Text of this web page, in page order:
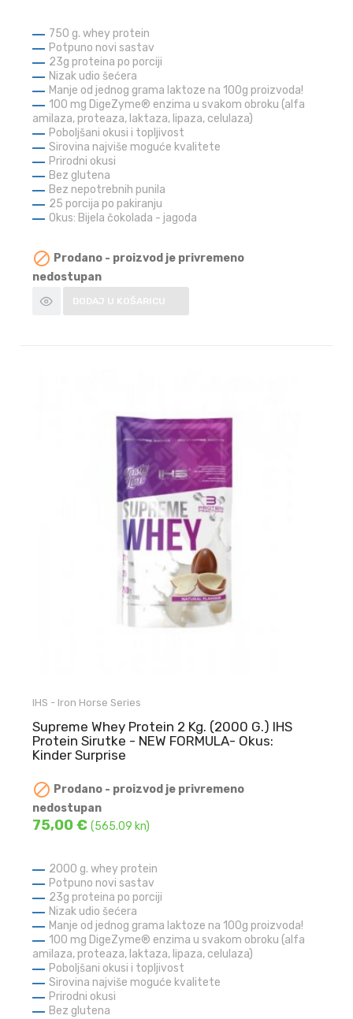
750 g. whey protein
Potpuno novi sastav
23g proteina po porciji
Nizak udio šećera
Manje od jednog grama laktoze na 100g proizvoda!
100 mg DigeZyme® enzima u svakom obroku (alfa
amilaza, proteaza, laktaza, lipaza, celulaza)
Poboljšani okusi i topljivost
Sirovina najviše moguće kvalitete
Prirodni okusi
Bez glutena
Bez nepotrebnih punila
25 porcija po pakiranju
Okus: Bijela čokolada - jagoda
 Prodano - proizvod je privremeno
nedostupan
DODAJ U KOŠARICU
IHS - Iron Horse Series
Supreme Whey Protein 2 Kg. (2000 G.) IHS
Protein Sirutke - NEW FORMULA- Okus:
Kinder Surprise
 Prodano - proizvod je privremeno
nedostupan
75,00 €(565.09 kn)
2000 g. whey protein
Potpuno novi sastav
23g proteina po porciji
Nizak udio šećera
Manje od jednog grama laktoze na 100g proizvoda!
100 mg DigeZyme® enzima u svakom obroku (alfa
amilaza, proteaza, laktaza, lipaza, celulaza)
Poboljšani okusi i topljivost
Sirovina najviše moguće kvalitete
Prirodni okusi
Bez glutena